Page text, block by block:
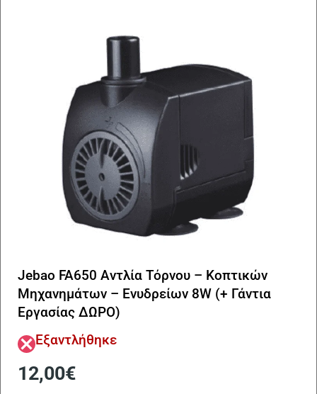
Jebao FA650 Αντλία Τόρνου – Κοπτικών
Μηχανημάτων – Ενυδρείων 8W (+ Γάντια
Εργασίας ΔΩΡΟ)
Εξαντλήθηκε
12,00€